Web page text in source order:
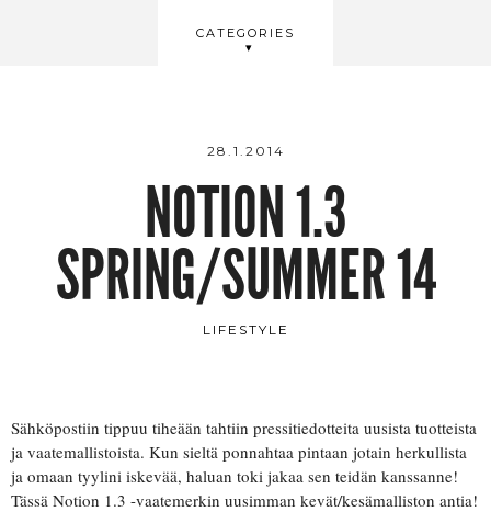
CATEGORIES
BEAUTY
28.1.2014
NOTION 1.3
SPRING/SUMMER 14
LIFESTYLE
Sähköpostiin tippuu tiheään tahtiin pressitiedotteita uusista tuotteista
ja vaatemallistoista. Kun sieltä ponnahtaa pintaan jotain herkullista
ja omaan tyylini iskevää, haluan toki jakaa sen teidän kanssanne!
Tässä Notion 1.3 -vaatemerkin uusimman kevät/kesämalliston antia!